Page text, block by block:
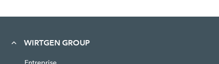
WIRTGEN GROUP